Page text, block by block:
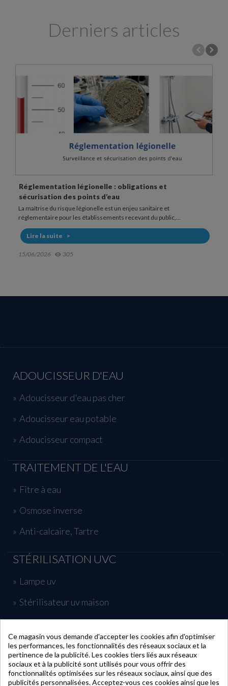
Derniers articles
Fonctionnement et usage d’une douchette anti
légionelle
Dans les établissements sensibles, la douche peut représenter un
point d’exposition au risque légionelle. La bactérie...
Lire la suite
20/05/2026 607
ADOUCISSEUR D'EAU
Adoucisseur d'eau pas cher
Adoucisseur eau potable
Adoucisseur compact
TRAITEMENT DE L'EAU
Fitre à eau
Osmose inverse
Anti-calcaire, Tartre
STÉRILISATION UVC
Lampe uv
Stérilisateur uv maison
Traitement uv piscine
INFORMATIONS
Ce magasin vous demande d'accepter les cookies afin d'optimiser
les performances, les fonctionnalités des réseaux sociaux et la
pertinence de la publicité. Les cookies tiers liés aux réseaux
sociaux et à la publicité sont utilisés pour vous offrir des
fonctionnalités optimisées sur les réseaux sociaux, ainsi que des
publicités personnalisées. Acceptez-vous ces cookies ainsi que les